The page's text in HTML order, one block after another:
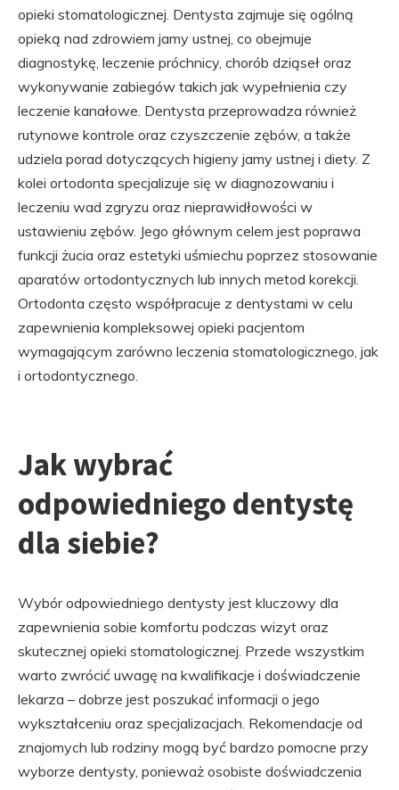
opieki stomatologicznej. Dentysta zajmuje się ogólną
opieką nad zdrowiem jamy ustnej, co obejmuje
diagnostykę, leczenie próchnicy, chorób dziąseł oraz
wykonywanie zabiegów takich jak wypełnienia czy
leczenie kanałowe. Dentysta przeprowadza również
rutynowe kontrole oraz czyszczenie zębów, a także
udziela porad dotyczących higieny jamy ustnej i diety. Z
kolei ortodonta specjalizuje się w diagnozowaniu i
leczeniu wad zgryzu oraz nieprawidłowości w
ustawieniu zębów. Jego głównym celem jest poprawa
funkcji żucia oraz estetyki uśmiechu poprzez stosowanie
aparatów ortodontycznych lub innych metod korekcji.
Ortodonta często współpracuje z dentystami w celu
zapewnienia kompleksowej opieki pacjentom
wymagającym zarówno leczenia stomatologicznego, jak
i ortodontycznego.
Jak wybrać
odpowiedniego dentystę
dla siebie?
Wybór odpowiedniego dentysty jest kluczowy dla
zapewnienia sobie komfortu podczas wizyt oraz
skutecznej opieki stomatologicznej. Przede wszystkim
warto zwrócić uwagę na kwalifikacje i doświadczenie
lekarza – dobrze jest poszukać informacji o jego
wykształceniu oraz specjalizacjach. Rekomendacje od
znajomych lub rodziny mogą być bardzo pomocne przy
wyborze dentysty, ponieważ osobiste doświadczenia